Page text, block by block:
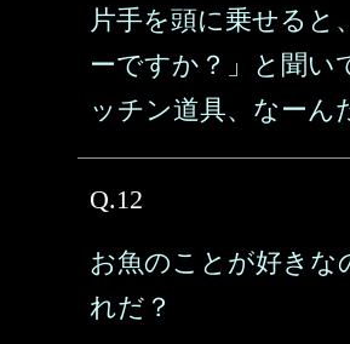
片手を頭に乗せると
ーですか？」と聞い
ッチン道具、なーん
Q.12
お魚のことが好きな
れだ？